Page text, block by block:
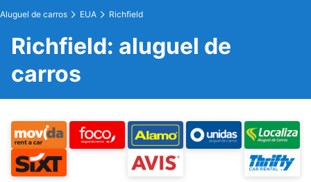
Aluguel de carros EUA Richfield
Richfield: aluguel de
carros